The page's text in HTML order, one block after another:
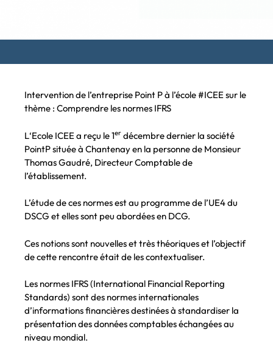
Intervention de l’entreprise Point P à l’école #ICEE sur le
thème : Comprendre les normes IFRS
L‘Ecole ICEE a reçu le 1er décembre dernier la société
PointP située à Chantenay en la personne de Monsieur
Thomas Gaudré, Directeur Comptable de
l’établissement.
L’étude de ces normes est au programme de l’UE4 du
DSCG et elles sont peu abordées en DCG.
Ces notions sont nouvelles et très théoriques et l’objectif
de cette rencontre était de les contextualiser.
Les normes IFRS (International Financial Reporting
Standards) sont des normes internationales
d’informations financières destinées à standardiser la
présentation des données comptables échangées au
niveau mondial.